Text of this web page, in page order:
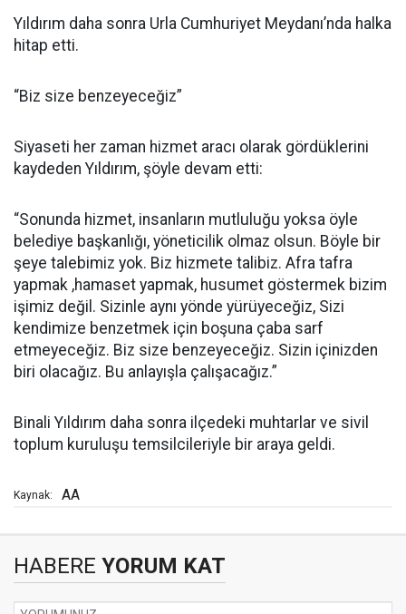
Yıldırım daha sonra Urla Cumhuriyet Meydanı’nda halka
hitap etti.
“Biz size benzeyeceğiz”
Siyaseti her zaman hizmet aracı olarak gördüklerini
kaydeden Yıldırım, şöyle devam etti:
“Sonunda hizmet, insanların mutluluğu yoksa öyle
belediye başkanlığı, yöneticilik olmaz olsun. Böyle bir
şeye talebimiz yok. Biz hizmete talibiz. Afra tafra
yapmak ,hamaset yapmak, husumet göstermek bizim
işimiz değil. Sizinle aynı yönde yürüyeceğiz, Sizi
kendimize benzetmek için boşuna çaba sarf
etmeyeceğiz. Biz size benzeyeceğiz. Sizin içinizden
biri olacağız. Bu anlayışla çalışacağız.”
Binali Yıldırım daha sonra ilçedeki muhtarlar ve sivil
toplum kuruluşu temsilcileriyle bir araya geldi.
Kaynak: AA
HABERE YORUM KAT